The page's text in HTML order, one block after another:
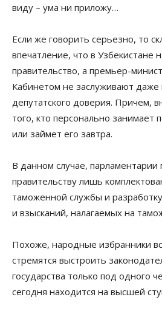
виду – ума ни приложу…
Если же говорить серьезно, то
впечатление, что в Узбекистане
правительство, а премьер-
Кабинетом не заслуживают даже
депутатского доверия. Причем,
того, кто персонально занимает
или займет его завтра.
В данном случае, парламентарии
правительству лишь
таможенной службы и
и взысканий, налагаемых на
Похоже, народные избранники
стремятся выстроить
государства только под одного
сегодня находится на высшей